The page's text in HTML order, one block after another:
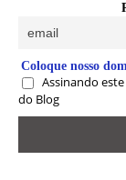
Coloque nosso
Assinando
do Blog